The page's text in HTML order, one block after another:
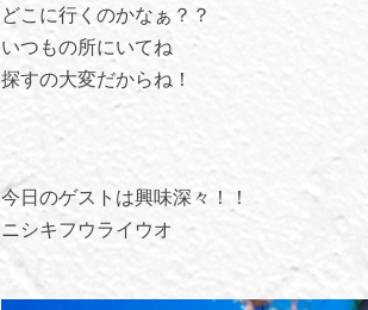
どこに行くのかなぁ？？
いつもの所にいてね
探すの大変だからね！
今日のゲストは興味深々！！
ニシキフウライウオ